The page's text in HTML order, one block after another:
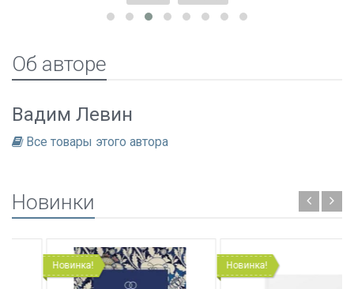
Об авторе
Вадим Левин
Все товары этого автора
Новинки
Новинка! Новинка!